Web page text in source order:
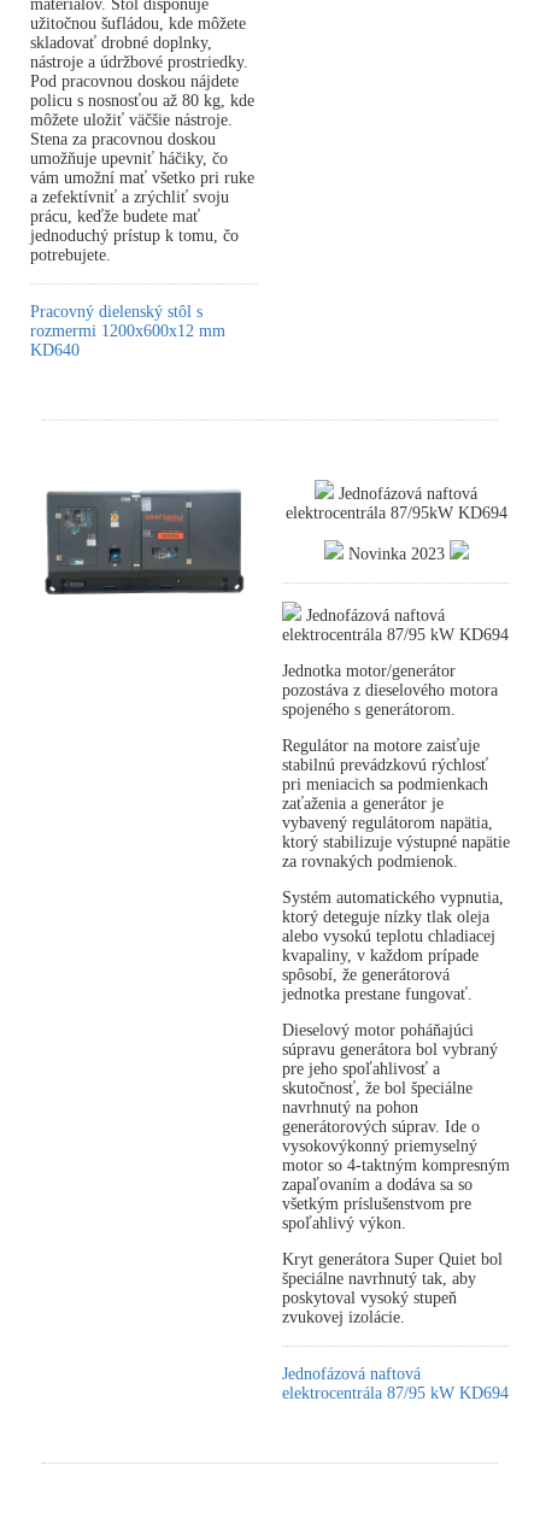
materiálov. Stôl disponuje
užitočnou šufládou, kde môžete
skladovať drobné doplnky,
nástroje a údržbové prostriedky.
Pod pracovnou doskou nájdete
policu s nosnosťou až 80 kg, kde
môžete uložiť väčšie nástroje.
Stena za pracovnou doskou
umožňuje upevniť háčiky, čo
vám umožní mať všetko pri ruke
a zefektívniť a zrýchliť svoju
prácu, keďže budete mať
jednoduchý prístup k tomu, čo
potrebujete.
Pracovný dielenský stôl s
rozmermi 1200x600x12 mm
KD640
Jednofázová naftová
elektrocentrála 87/95kW KD694
Novinka 2023
Jednofázová naftová
elektrocentrála 87/95 kW KD694
Jednotka motor/generátor
pozostáva z dieselového motora
spojeného s generátorom.
Regulátor na motore zaisťuje
stabilnú prevádzkovú rýchlosť
pri meniacich sa podmienkach
zaťaženia a generátor je
vybavený regulátorom napätia,
ktorý stabilizuje výstupné napätie
za rovnakých podmienok.
Systém automatického vypnutia,
ktorý deteguje nízky tlak oleja
alebo vysokú teplotu chladiacej
kvapaliny, v každom prípade
spôsobí, že generátorová
jednotka prestane fungovať.
Dieselový motor poháňajúci
súpravu generátora bol vybraný
pre jeho spoľahlivosť a
skutočnosť, že bol špeciálne
navrhnutý na pohon
generátorových súprav. Ide o
vysokovýkonný priemyselný
motor so 4-taktným kompresným
zapaľovaním a dodáva sa so
všetkým príslušenstvom pre
spoľahlivý výkon.
Kryt generátora Super Quiet bol
špeciálne navrhnutý tak, aby
poskytoval vysoký stupeň
zvukovej izolácie.
Jednofázová naftová
elektrocentrála 87/95 kW KD694